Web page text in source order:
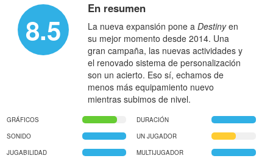
8.5
En resumen
La nueva expansión pone a Destinyen
su mejor momento desde 2014. Una
gran campaña, las nuevas actividades y
el renovado sistema de personalización
son un acierto. Eso sí, echamos de
menos más equipamiento nuevo
mientras subimos de nivel.
GRÁFICOS
DURACIÓN
SONIDO
UN JUGADOR
JUGABILIDAD
MULTIJUGADOR